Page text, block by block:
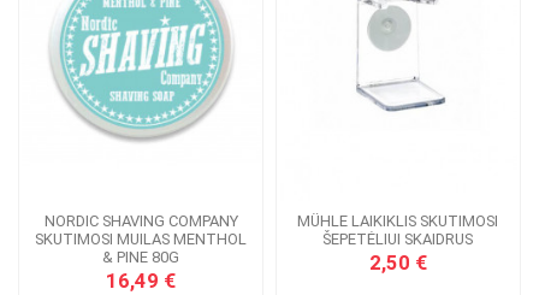
NORDIC SHAVING COMPANY
SKUTIMOSI MUILAS MENTHOL
& PINE 80G
16,49 €
MÜHLE LAIKIKLIS SKUTIMOSI
ŠEPETĖLIUI SKAIDRUS
2,50 €